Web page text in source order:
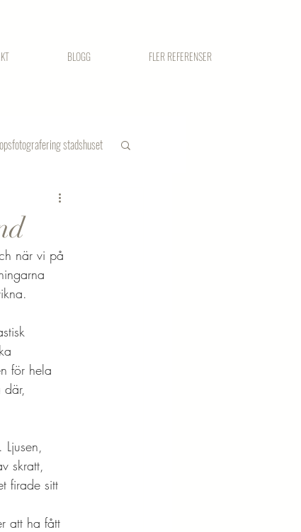
BLOGG FLER REFERENSER
stadshuset
när vi på
för hela
skratt,
firade sitt
att ha fått